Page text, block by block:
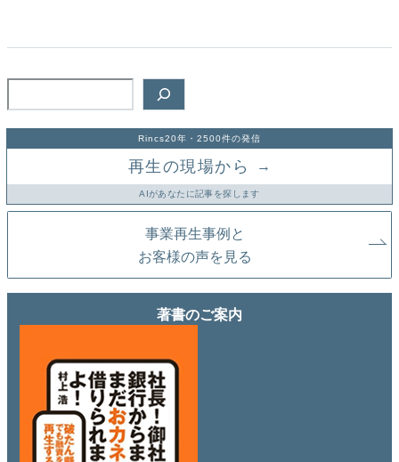
Rincs20年・2500件の発信
再生の現場から →
AIがあなたに記事を探します
事業再生事例と
お客様の声を見る
著書のご案内